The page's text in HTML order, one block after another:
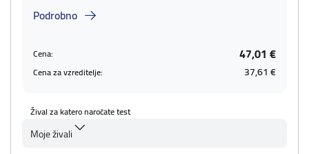
Podrobno
Cena: 47,01 €
Cena za vzreditelje: 37,61 €
Žival za katero naročate test
Moje živali